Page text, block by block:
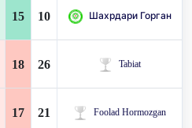
15 10 Шахрдари Горган
18 26 Tabiat
17 21 Foolad Hormozgan